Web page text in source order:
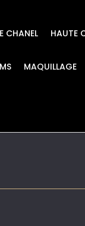
CHANEL HAUTE
MAQUILLAGE